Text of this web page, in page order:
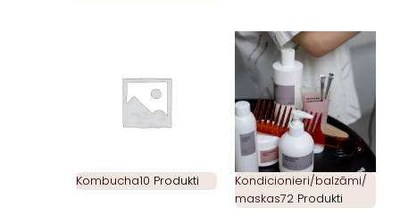
Kombucha10 Produkti
Kondicionieri/balzāmi/
maskas72 Produkti